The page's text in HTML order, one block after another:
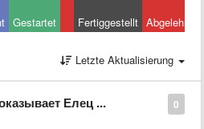
Gestartet Fertiggestellt Abgelehnt
Letzte Aktualisierung
0
Елец ...